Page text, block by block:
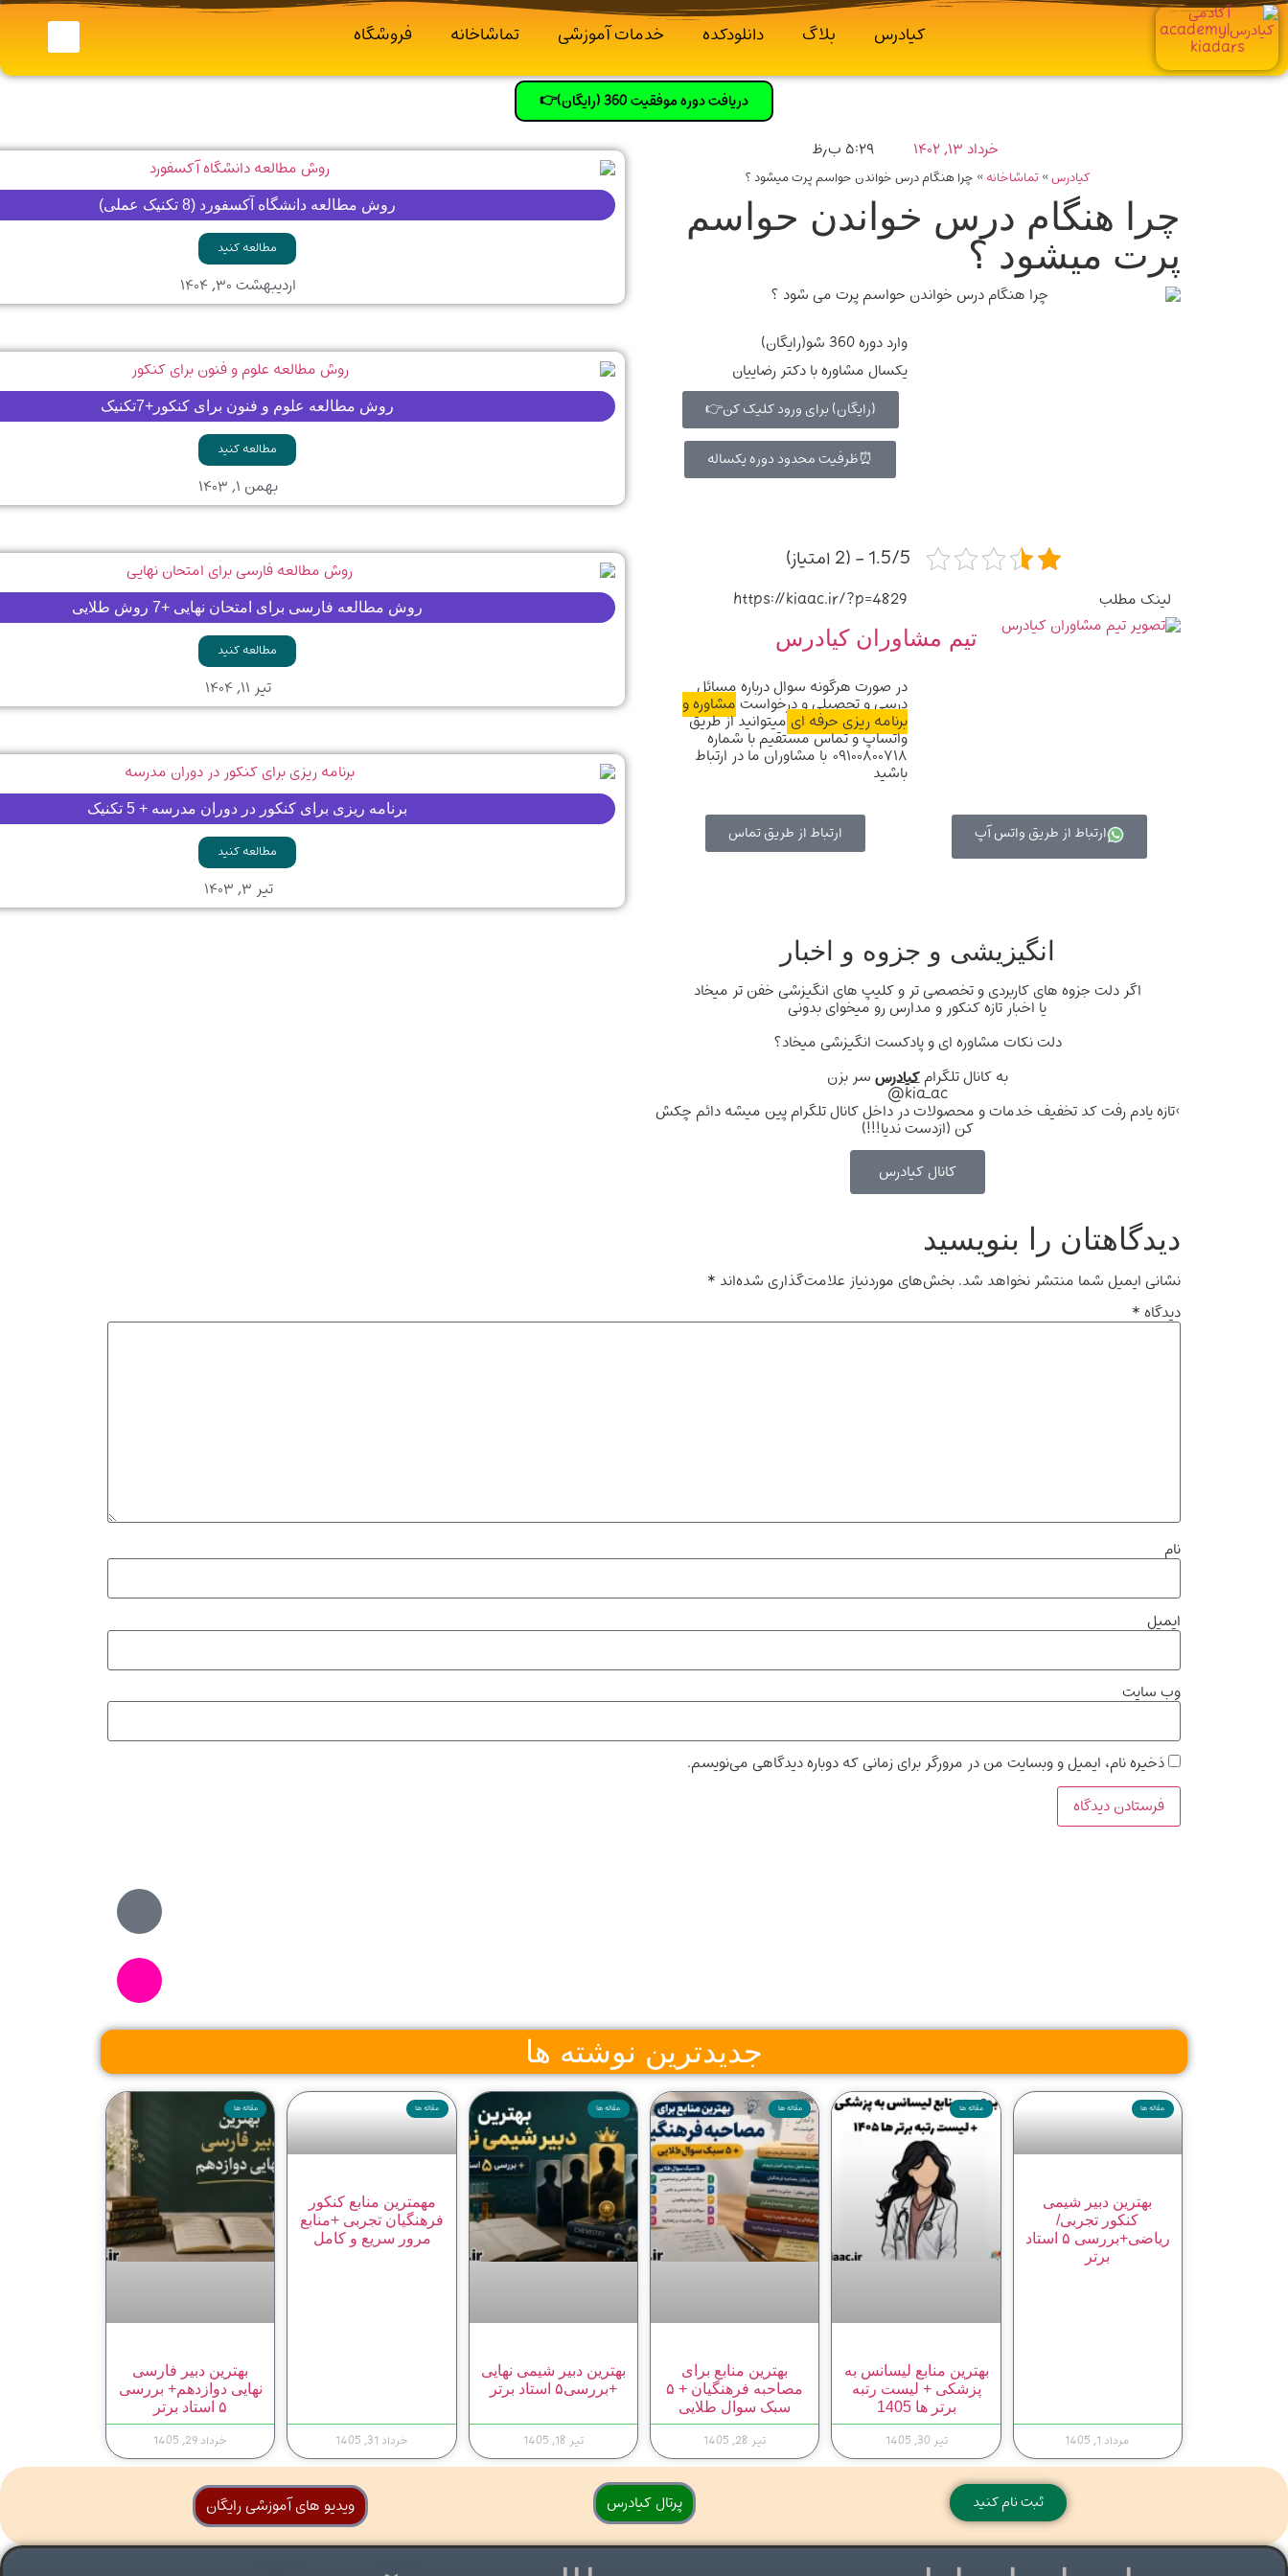
کیادرس بلاگ دانلودکده خدمات آموزشی تماشاخانه فروشگاه
دریافت دوره موفقیت 360 (رایگان)👉
خرداد ۱۳, ۱۴۰۲ ۵:۲۹ ب٫ظ
کیادرس»تماشاخانه» چرا هنگام درس خواندن حواسم پرت میشود ؟
چرا هنگام درس خواندن حواسم
پرت میشود ؟
وارد دوره 360 شو(رایگان)
یکسال مشاوره با دکتر رضاییان
(رایگان) برای ورود کلیک کن👉
⏰ظرفیت محدود دوره یکساله
1.5/5 - (2 امتیاز)
لینک مطلب https://kiaac.ir/?p=4829
تیم مشاوران کیادرس
در صورت هرگونه سوال درباره مسائل
درسی و تحصیلی و درخواستمشاوره و
برنامه ریزی حرفه ایمیتوانید از طریق
واتساپ و تماس مستقیم با شماره
۰۹۱۰۰۸۰۰۷۱۸ با مشاوران ما در ارتباط
باشید
ارتباط از طریق واتس آپ ارتباط از طریق تماس
انگیزیشی و جزوه و اخبار
اگر دلت جزوه های کاربردی و تخصصی تر و کلیپ های انگیزشی خفن تر میخاد
یا اخبار تازه کنکور و مدارس رو میخوای بدونی
دلت نکات مشاوره ای و پادکست انگیزشی میخاد؟
به کانال تلگرامکیادرسسر بزن
kia_ac@
>تازه یادم رفت کد تخفیف خدمات و محصولات در داخل کانال تلگرام پین میشه دائم چکش
کن (ازدست ندیا!!!)
کانال کیادرس
روش مطالعه دانشگاه آکسفورد (8 تکنیک عملی)
مطالعه کنید
اردیبهشت ۳۰, ۱۴۰۴
روش مطالعه علوم و فنون برای کنکور+7تکنیک
مطالعه کنید
بهمن ۱, ۱۴۰۳
روش مطالعه فارسی برای امتحان نهایی +7 روش طلایی
مطالعه کنید
تیر ۱۱, ۱۴۰۴
برنامه ریزی برای کنکور در دوران مدرسه + 5 تکنیک
مطالعه کنید
تیر ۳, ۱۴۰۳
دیدگاهتان را بنویسید
نشانی ایمیل شما منتشر نخواهد شد.بخش‌های موردنیاز علامت‌گذاری شده‌اند *
دیدگاه*
نام
ایمیل
وب‌ سایت
ذخیره نام، ایمیل و وبسایت من در مرورگر برای زمانی که دوباره دیدگاهی می‌نویسم.
جدیدترین نوشته ها
مقاله ها
بهترین دبیر شیمی
کنکور تجربی/
ریاضی+بررسی ۵ استاد
برتر
مرداد 1, 1405
مقاله ها
بهترین منابع لیسانس به
پزشکی + لیست رتبه
برتر ها 1405
تیر 30, 1405
مقاله ها
بهترین منابع برای
مصاحبه فرهنگیان + ۵
سبک سوال طلایی
تیر 28, 1405
مقاله ها
بهترین دبیر شیمی نهایی
+بررسی۵ استاد برتر
تیر 18, 1405
مقاله ها
مهمترین منابع کنکور
فرهنگیان تجربی +منابع
مرور سریع و کامل
خرداد 31, 1405
مقاله ها
بهترین دبیر فارسی
نهایی دوازدهم+ بررسی
۵ استاد برتر
خرداد 29, 1405
ثبت نام کنید پرتال کیادرس ویدیو های آموزشی رایگان